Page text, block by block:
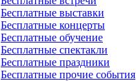
Бесплатные выставки
Бесплатные концерты
Бесплатные обучение
Бесплатные спектакли
Бесплатные праздники
Бесплатные прочие события